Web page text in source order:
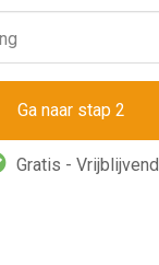
Gratis - Vrijblijvend